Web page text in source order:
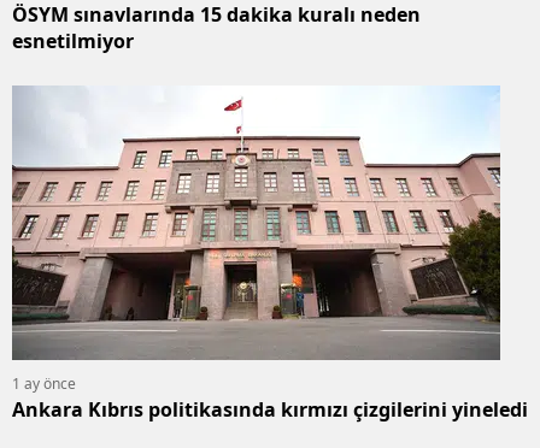
ÖSYM sınavlarında 15 dakika kuralı neden
esnetilmiyor
1 ay önce
Ankara Kıbrıs politikasında kırmızı çizgilerini yineledi